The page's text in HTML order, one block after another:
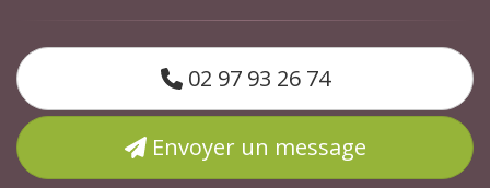
02 97 93 26 74
Envoyer un message